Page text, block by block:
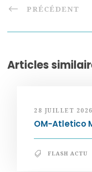
PRÉCÉDENT
Articles
28 JUILLET 2026
OM-Atletico
FLASH ACTU